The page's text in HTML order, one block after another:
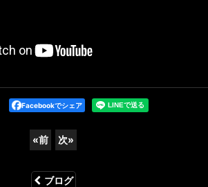
Facebookでシェア
«前 次»
ブログ